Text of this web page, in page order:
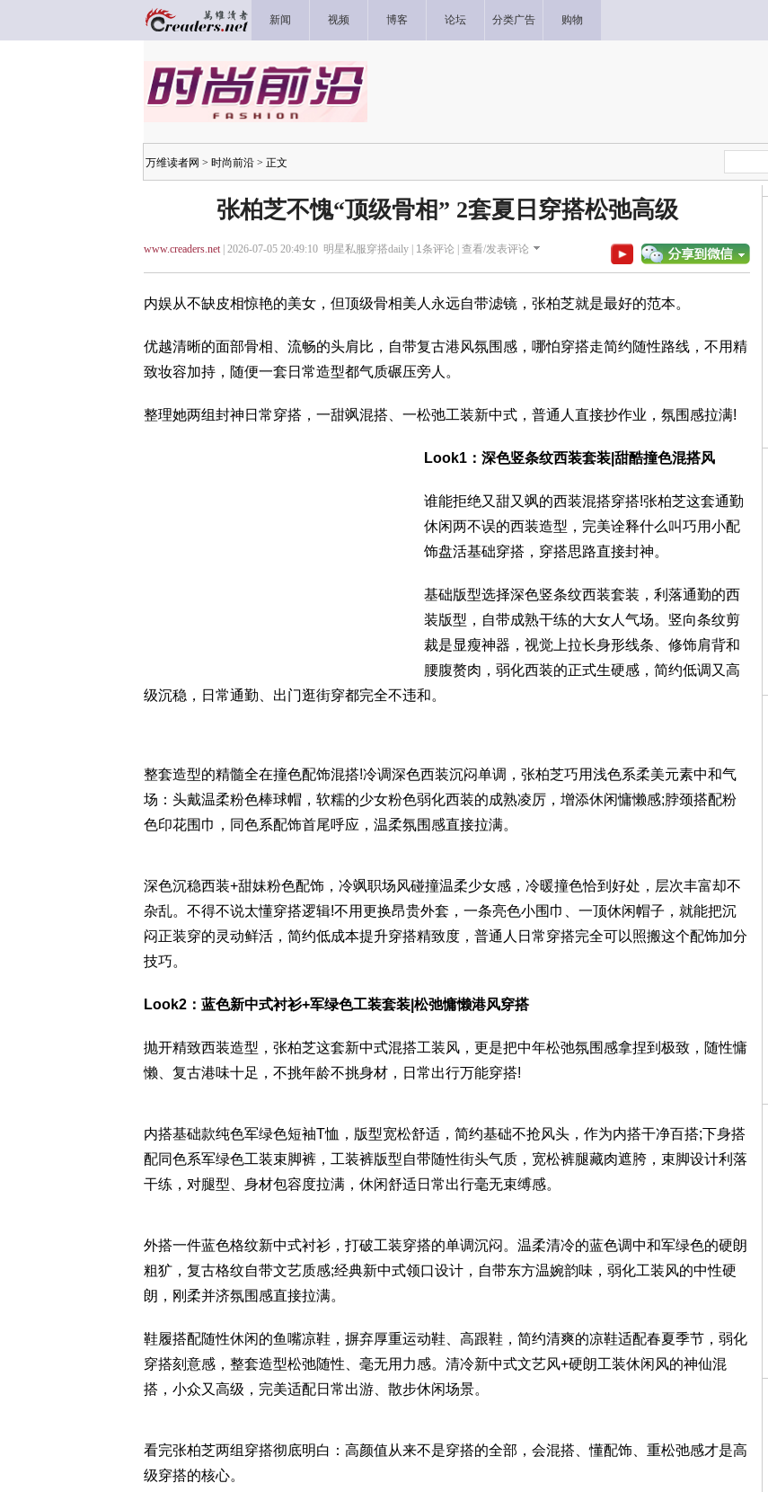
新闻 视频 博客 论坛 分类广告 购物
万维读者网 > 时尚前沿 > 正文
张柏芝不愧“顶级骨相” 2套夏日穿搭松弛高级
www.creaders.net| 2026-07-05 20:49:10 明星私服穿搭daily | 1条评论 | 查看/发表评论
内娱从不缺皮相惊艳的美女，但顶级骨相美人永远自带滤镜，张柏芝就是最好的范本。
优越清晰的面部骨相、流畅的头肩比，自带复古港风氛围感，哪怕穿搭走简约随性路线，不用精
致妆容加持，随便一套日常造型都气质碾压旁人。
整理她两组封神日常穿搭，一甜飒混搭、一松弛工装新中式，普通人直接抄作业，氛围感拉满!
Look1：深色竖条纹西装套装|甜酷撞色混搭风
谁能拒绝又甜又飒的西装混搭穿搭!张柏芝这套通勤
休闲两不误的西装造型，完美诠释什么叫巧用小配
饰盘活基础穿搭，穿搭思路直接封神。
基础版型选择深色竖条纹西装套装，利落通勤的西
装版型，自带成熟干练的大女人气场。竖向条纹剪
裁是显瘦神器，视觉上拉长身形线条、修饰肩背和
腰腹赘肉，弱化西装的正式生硬感，简约低调又高
级沉稳，日常通勤、出门逛街穿都完全不违和。
整套造型的精髓全在撞色配饰混搭!冷调深色西装沉闷单调，张柏芝巧用浅色系柔美元素中和气
场：头戴温柔粉色棒球帽，软糯的少女粉色弱化西装的成熟凌厉，增添休闲慵懒感;脖颈搭配粉
色印花围巾，同色系配饰首尾呼应，温柔氛围感直接拉满。
深色沉稳西装+甜妹粉色配饰，冷飒职场风碰撞温柔少女感，冷暖撞色恰到好处，层次丰富却不
杂乱。不得不说太懂穿搭逻辑!不用更换昂贵外套，一条亮色小围巾、一顶休闲帽子，就能把沉
闷正装穿的灵动鲜活，简约低成本提升穿搭精致度，普通人日常穿搭完全可以照搬这个配饰加分
技巧。
Look2：蓝色新中式衬衫+军绿色工装套装|松弛慵懒港风穿搭
抛开精致西装造型，张柏芝这套新中式混搭工装风，更是把中年松弛氛围感拿捏到极致，随性慵
懒、复古港味十足，不挑年龄不挑身材，日常出行万能穿搭!
内搭基础款纯色军绿色短袖T恤，版型宽松舒适，简约基础不抢风头，作为内搭干净百搭;下身搭
配同色系军绿色工装束脚裤，工装裤版型自带随性街头气质，宽松裤腿藏肉遮胯，束脚设计利落
干练，对腿型、身材包容度拉满，休闲舒适日常出行毫无束缚感。
外搭一件蓝色格纹新中式衬衫，打破工装穿搭的单调沉闷。温柔清冷的蓝色调中和军绿色的硬朗
粗犷，复古格纹自带文艺质感;经典新中式领口设计，自带东方温婉韵味，弱化工装风的中性硬
朗，刚柔并济氛围感直接拉满。
鞋履搭配随性休闲的鱼嘴凉鞋，摒弃厚重运动鞋、高跟鞋，简约清爽的凉鞋适配春夏季节，弱化
穿搭刻意感，整套造型松弛随性、毫无用力感。清冷新中式文艺风+硬朗工装休闲风的神仙混
搭，小众又高级，完美适配日常出游、散步休闲场景。
看完张柏芝两组穿搭彻底明白：高颜值从来不是穿搭的全部，会混搭、懂配饰、重松弛感才是高
级穿搭的核心。